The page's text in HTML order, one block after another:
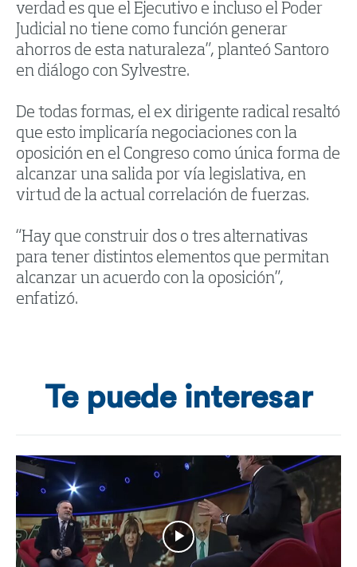
verdad es que el Ejecutivo e incluso el Poder
Judicial no tiene como función generar
ahorros de esta naturaleza”, planteó Santoro
en diálogo con Sylvestre.
De todas formas, el ex dirigente radical resaltó
que esto implicaría negociaciones con la
oposición en el Congreso como única forma de
alcanzar una salida por vía legislativa, en
virtud de la actual correlación de fuerzas.
“Hay que construir dos o tres alternativas
para tener distintos elementos que permitan
alcanzar un acuerdo con la oposición”,
enfatizó.
Te puede interesar